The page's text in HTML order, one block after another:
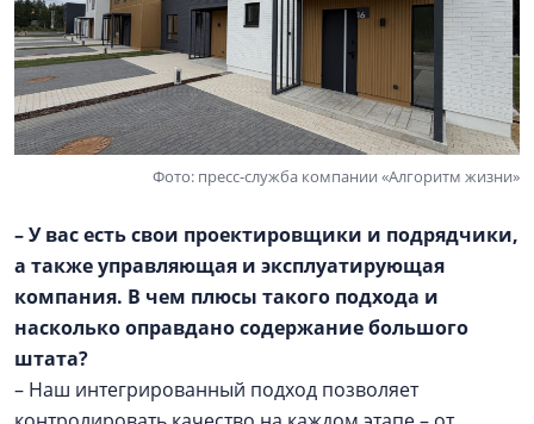
Фото: пресс-служба компании «Алгоритм жизни»
– У вас есть свои проектировщики и подрядчики,
а также управляющая и эксплуатирующая
компания. В чем плюсы такого подхода и
насколько оправдано содержание большого
штата?
– Наш интегрированный подход позволяет